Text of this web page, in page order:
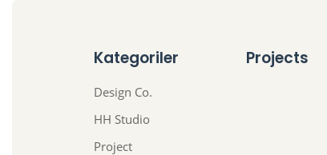
Kategoriler
Design Co.
HH Studio
Project
Projects